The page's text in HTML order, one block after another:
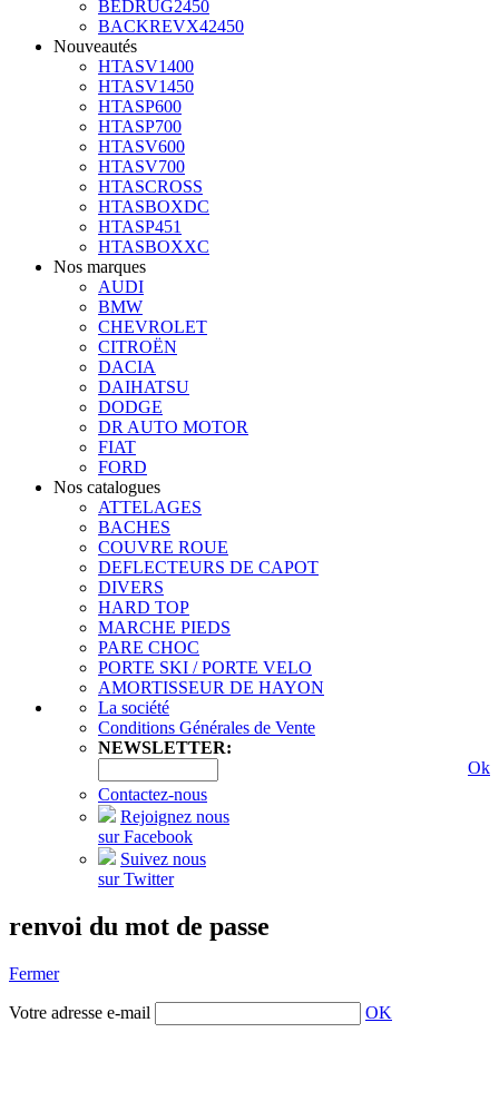
BEDRUG2450
BACKREVX42450
Nouveautés
HTASV1400
HTASV1450
HTASP600
HTASP700
HTASV600
HTASV700
HTASCROSS
HTASBOXDC
HTASP451
HTASBOXXC
Nos marques
AUDI
BMW
CHEVROLET
CITROËN
DACIA
DAIHATSU
DODGE
DR AUTO MOTOR
FIAT
FORD
Nos catalogues
ATTELAGES
BACHES
COUVRE ROUE
DEFLECTEURS DE CAPOT
DIVERS
HARD TOP
MARCHE PIEDS
PARE CHOC
PORTE SKI / PORTE VELO
AMORTISSEUR DE HAYON
La société
Conditions Générales de Vente
NEWSLETTER:
Ok
Contactez-nous
Rejoignez nous
sur Facebook
Suivez nous
sur Twitter
renvoi du mot de passe
Fermer
Votre adresse e-mail OK